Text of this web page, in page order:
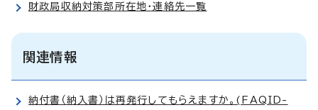
財政局収納対策部所在地・連絡先一覧
関連情報
納付書（納入書）は再発行してもらえますか。(FAQID-